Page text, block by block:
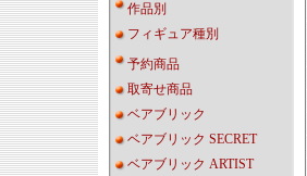
作品別
フィギュア種別
予約商品
取寄せ商品
ベアブリック
ベアブリック SECRET
ベアブリック ARTIST